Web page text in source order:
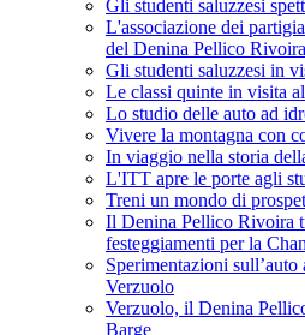
Gli studenti saluzzesi
L'associazione dei
del Denina Pellico Rivoira
Gli studenti saluzzesi in
Le classi quinte in visita
Lo studio delle auto ad
Vivere la montagna con
In viaggio nella storia
L'ITT apre le porte agli
Treni un mondo di
Il Denina Pellico Rivoira
festeggiamenti per la
Sperimentazioni
Verzuolo
Verzuolo, il Denina
Barge